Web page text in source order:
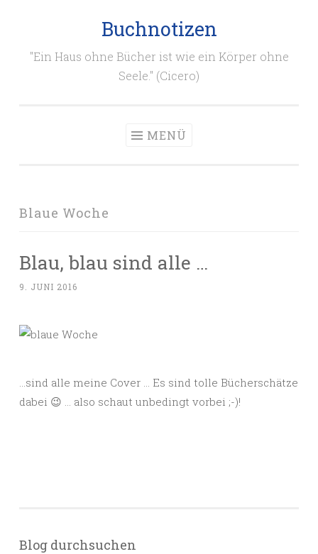
Buchnotizen
"Ein Haus ohne Bücher ist wie ein Körper ohne
Seele." (Cicero)
MENÜ
Blaue Woche
Blau, blau sind alle …
9. JUNI 2016
…sind alle meine Cover … Es sind tolle Bücherschätze
dabei 😉 … also schaut unbedingt vorbei ;-)!
Blog durchsuchen